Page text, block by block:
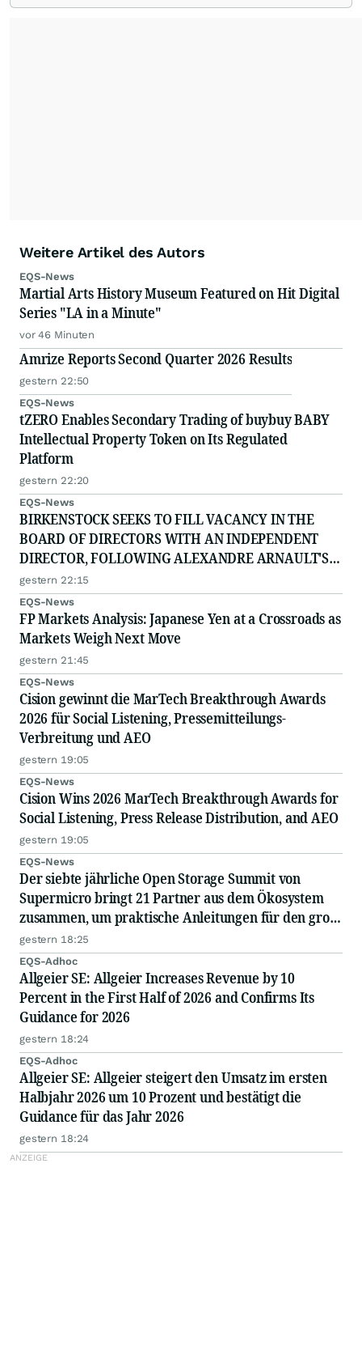
Weitere Artikel des Autors
EQS-News
Martial Arts History Museum Featured on Hit Digital
Series "LA in a Minute"
vor 46 Minuten
Amrize Reports Second Quarter 2026 Results
gestern 22:50
EQS-News
tZERO Enables Secondary Trading of buybuy BABY
Intellectual Property Token on Its Regulated
Platform
gestern 22:20
EQS-News
BIRKENSTOCK SEEKS TO FILL VACANCY IN THE
BOARD OF DIRECTORS WITH AN INDEPENDENT
DIRECTOR, FOLLOWING ALEXANDRE ARNAULT'S
RESIGNATION DUE TO PROFESSIONAL
COMMITTMENTS
gestern 22:15
EQS-News
FP Markets Analysis: Japanese Yen at a Crossroads as
Markets Weigh Next Move
gestern 21:45
EQS-News
Cision gewinnt die MarTech Breakthrough Awards
2026 für Social Listening, Pressemitteilungs-
Verbreitung und AEO
gestern 19:05
EQS-News
Cision Wins 2026 MarTech Breakthrough Awards for
Social Listening, Press Release Distribution, and AEO
gestern 19:05
EQS-News
Der siebte jährliche Open Storage Summit von
Supermicro bringt 21 Partner aus dem Ökosystem
zusammen, um praktische Anleitungen für den groß
angelegten Einsatz von KI in Unternehmen
auszutauschen
gestern 18:25
EQS-Adhoc
Allgeier SE: Allgeier Increases Revenue by 10
Percent in the First Half of 2026 and Confirms Its
Guidance for 2026
gestern 18:24
EQS-Adhoc
Allgeier SE: Allgeier steigert den Umsatz im ersten
Halbjahr 2026 um 10 Prozent und bestätigt die
Guidance für das Jahr 2026
gestern 18:24